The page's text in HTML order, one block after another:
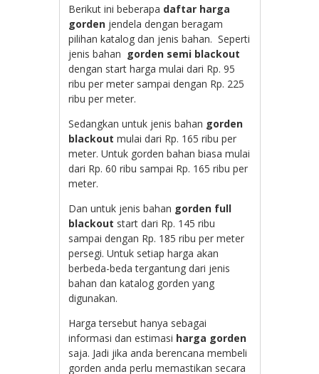
Berikut ini beberapa daftar harga
gorden jendela dengan beragam
pilihan katalog dan jenis bahan. Seperti
jenis bahan gorden semi blackout
dengan start harga mulai dari Rp. 95
ribu per meter sampai dengan Rp. 225
ribu per meter.
Sedangkan untuk jenis bahan gorden
blackout mulai dari Rp. 165 ribu per
meter. Untuk gorden bahan biasa mulai
dari Rp. 60 ribu sampai Rp. 165 ribu per
meter.
Dan untuk jenis bahan gorden full
blackout start dari Rp. 145 ribu
sampai dengan Rp. 185 ribu per meter
persegi. Untuk setiap harga akan
berbeda-beda tergantung dari jenis
bahan dan katalog gorden yang
digunakan.
Harga tersebut hanya sebagai
informasi dan estimasi harga gorden
saja. Jadi jika anda berencana membeli
gorden anda perlu memastikan secara